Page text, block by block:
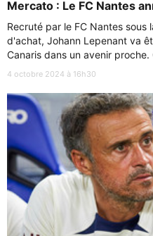
Mercato : Le FC Nantes
Recruté par le FC Nantes
d'achat, Johann Lepenant va
Canaris dans un avenir
4 octobre 2024 à 16h30